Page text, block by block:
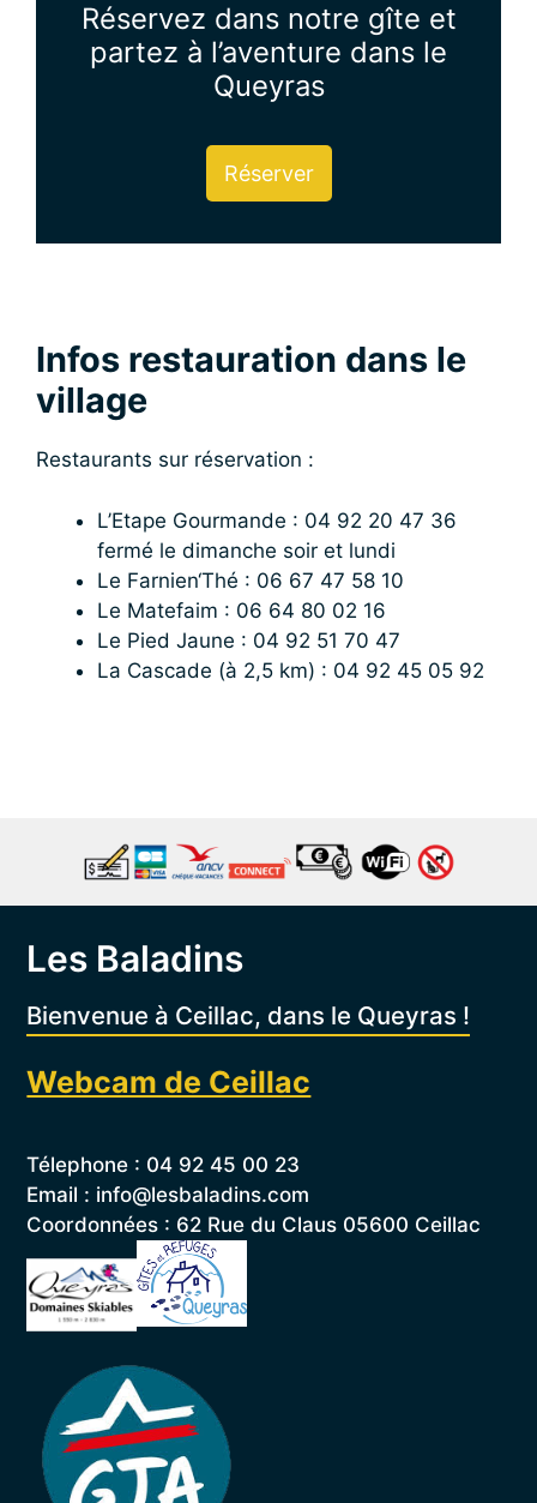
Réservez dans notre gîte et
partez à l’aventure dans le
Queyras
Réserver
Infos restauration dans le
village
Restaurants sur réservation :
L’Etape Gourmande : 04 92 20 47 36
fermé le dimanche soir et lundi
Le Farnien‘Thé : 06 67 47 58 10
Le Matefaim : 06 64 80 02 16
Le Pied Jaune : 04 92 51 70 47
La Cascade (à 2,5 km) : 04 92 45 05 92
Les Baladins
Bienvenue à Ceillac, dans le Queyras !
Webcam de Ceillac
Télephone : 04 92 45 00 23
Email : info@lesbaladins.com
Coordonnées : 62 Rue du Claus 05600 Ceillac